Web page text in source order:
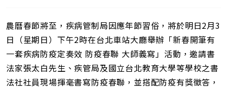
短
網
址
頁
農曆春節將至，疾病管制局因應年節習俗，將於明日2月3
日（星期日）下午2時在台北車站大廳舉辦「新春開筆有
一套疾病防疫定奏效 防疫春聯 大師義寫」活動，邀請書
法家張太白先生、疾管局及國立台北教育大學等學校之書
法社社員現場揮毫書寫防疫春聯，並搭配防疫有獎徵答，